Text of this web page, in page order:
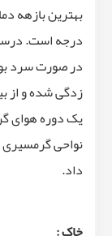
درجه است.
در صورت سرد
زدگی شده و از
یک دوره هوای
نواحی
داد.